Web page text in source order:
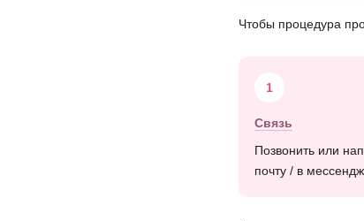
Чтобы процедура
1
Связь
Позвонить или
почту / в